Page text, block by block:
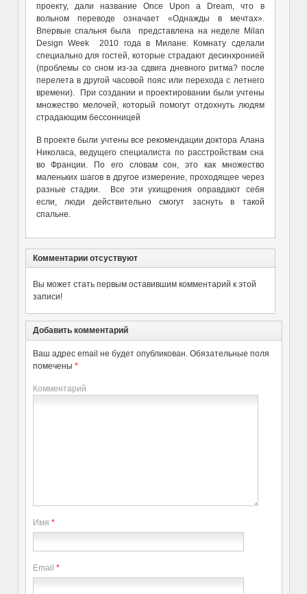
проекту, дали название Once Upon a Dream, что в
вольном переводе означает «Однажды в мечтах».
Впервые спальня была представлена на неделе Milan
Design Week 2010 года в Милане. Комнату сделали
специально для гостей, которые страдают десинхронией
(проблемы со сном из-за сдвига дневного ритма? после
перелета в другой часовой пояс или перехода с летнего
времени). При создании и проектировании были учтены
множество мелочей, который помогут отдохнуть людям
страдающим бессонницей
В проекте были учтены все рекомендации доктора Алана
Николаса, ведущего специалиста по расстройствам сна
во Франции. По его словам сон, это как множество
маленьких шагов в другое измерение, проходящее через
разные стадии. Все эти ухищрения оправдают себя
если, люди действительно смогут заснуть в такой
спальне.
Комментарии отсуствуют
Вы может стать первым оставившим комментарий к этой
записи!
Добавить комментарий
Ваш адрес email не будет опубликован. Обязательные поля
помечены *
Комментарий
Имя *
Email *